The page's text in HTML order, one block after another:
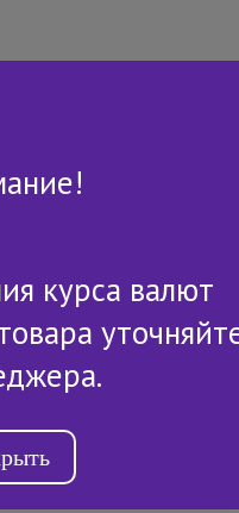
507-607
курса валют